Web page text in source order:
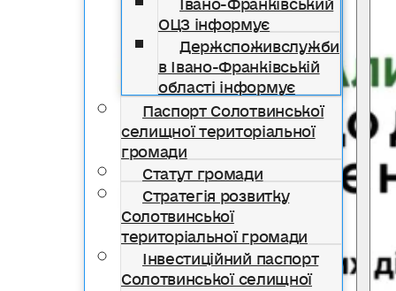
ОЦЗ інформує
Держспоживслужби
в Івано-Франківській
області інформує
Паспорт Солотвинської
селищної територіальної
громади
Статут громади
Стратегія розвитку
Солотвинської
територіальної громади
Інвестиційний паспорт
Солотвинської селищної